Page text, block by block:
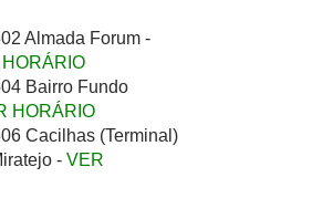
Almada Forum -
Bairro Fundo
HORÁRIO
Cacilhas (Terminal)
- VER